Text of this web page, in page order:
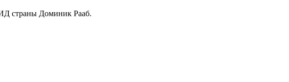
страны Доминик Рааб.